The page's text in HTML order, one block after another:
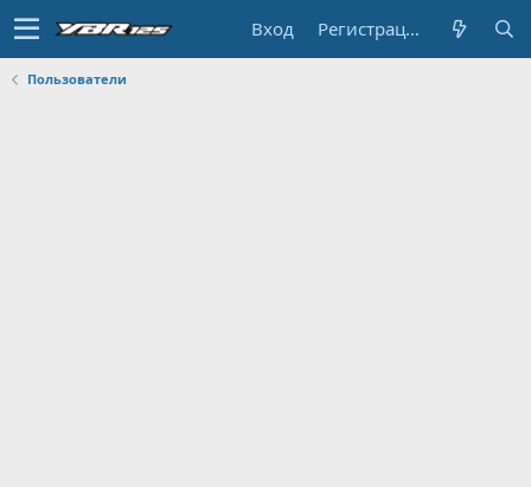
Вход Регистрация
Пользователи